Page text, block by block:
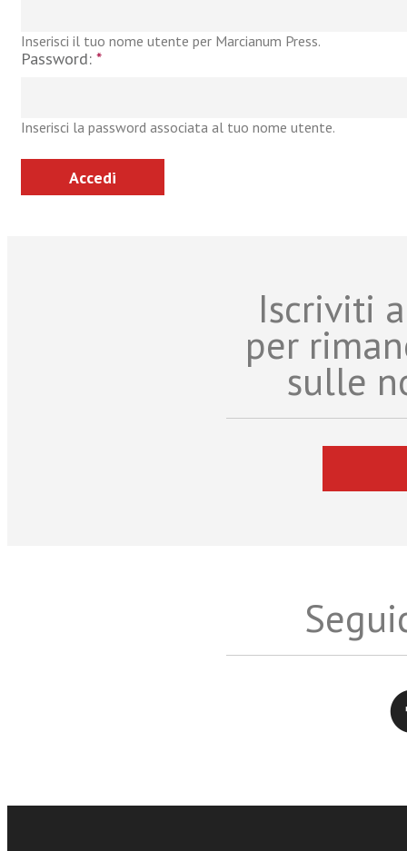
Inserisci il tuo nome utente per Marcianum Press.
Password: *
Inserisci la password associata al tuo nome utente.
Iscriviti
per
sulle